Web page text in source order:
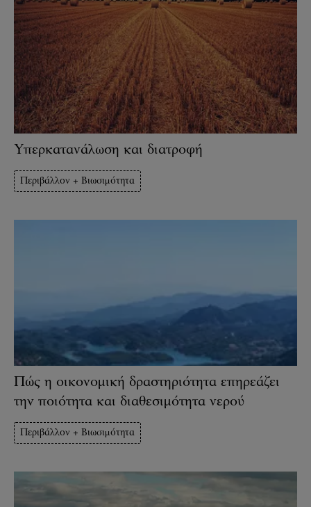
Υπερκατανάλωση και διατροφή
Περιβάλλον + Βιωσιμότητα
Πώς η οικονομική δραστηριότητα επηρεάζει
την ποιότητα και διαθεσιμότητα νερού
Περιβάλλον + Βιωσιμότητα